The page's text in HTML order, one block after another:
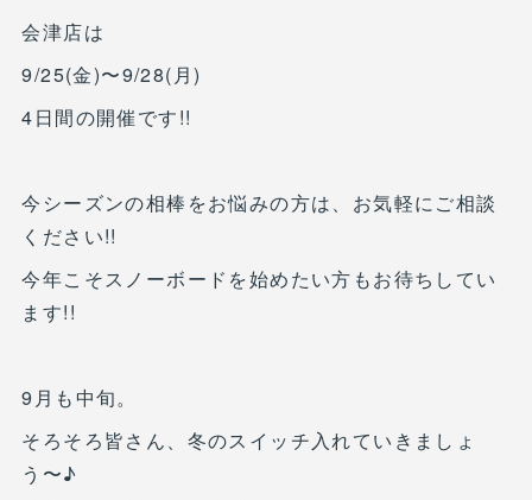
会津店は
9/25(金)〜9/28(月)
4日間の開催です!!
今シーズンの相棒をお悩みの方は、お気軽にご相談
ください!!
今年こそスノーボードを始めたい方もお待ちしてい
ます!!
9月も中旬。
そろそろ皆さん、冬のスイッチ入れていきましょ
う〜♪